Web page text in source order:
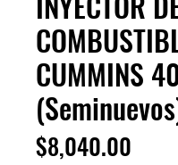
CUMMINS
$8,040.00